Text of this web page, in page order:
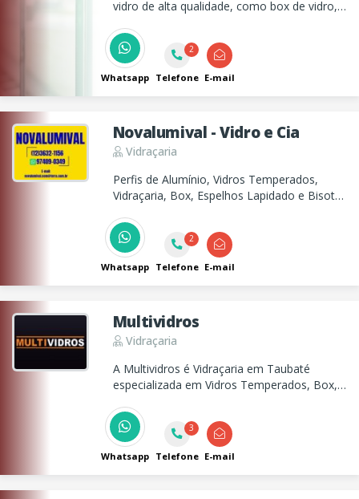
vidro de alta qualidade, como box de vidro,
barras antipânico para residências e
empresas.
Whatsapp
2
Telefone E-mail
Novalumival - Vidro e Cia
Vidraçaria
Perfis de Alumínio, Vidros Temperados,
Vidraçaria, Box, Espelhos Lapidado e Bisotê,
em alumínio e envidraçamento de sacada.
Whatsapp
2
Telefone E-mail
Multividros
Vidraçaria
A Multividros é Vidraçaria em Taubaté
especializada em Vidros Temperados, Box,
Whatsapp
3
Telefone E-mail